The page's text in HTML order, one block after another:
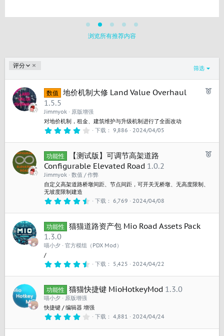
浏览所有推荐内容
评分
降
筛选
已
数值
地价机制大修 Land Value Overhaul
1.5.5
Jimmyok
原版增强
对地价机制，租金、建筑维护与升级机制进行了全面改动
4
3
星
下载 9,886 2024/04/05
已
功能性
【测试版】可调节高架道路
Configurable Elevated Road 1.0.2
Jimmyok
数值 / 作弊
自定义高架道路桥墩间距、节点间距，可开关无桥墩、无高度限制、
无坡度限制建造
4
5
星
下载 6,769 2024/04/08
功能性
猫猫道路资产包 Mio Road Assets Pack
1.3.0
喵小夕
官方模组（PDX Mod）
/
4
6
星
下载 5,425 2024/04/22
功能性 猫猫快捷键 MioHotkeyMod 1.3.0
喵小夕
原版增强
快捷键 / 编辑器 增强
4
4
下载 4,881 2024/04/24